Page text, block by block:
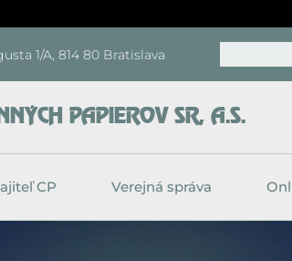
1/A, 814 80 Bratislava
PAPIEROV SR, A.S.
CP Verejná správa